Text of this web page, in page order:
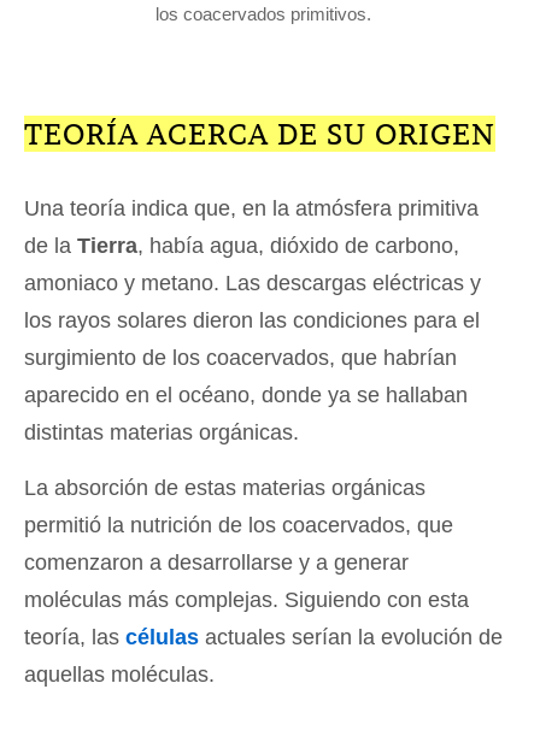
los coacervados primitivos.
TEORÍA ACERCA DE SU ORIGEN
Una teoría indica que, en la atmósfera primitiva
de la Tierra, había agua, dióxido de carbono,
amoniaco y metano. Las descargas eléctricas y
los rayos solares dieron las condiciones para el
surgimiento de los coacervados, que habrían
aparecido en el océano, donde ya se hallaban
distintas materias orgánicas.
La absorción de estas materias orgánicas
permitió la nutrición de los coacervados, que
comenzaron a desarrollarse y a generar
moléculas más complejas. Siguiendo con esta
teoría, las células actuales serían la evolución de
aquellas moléculas.